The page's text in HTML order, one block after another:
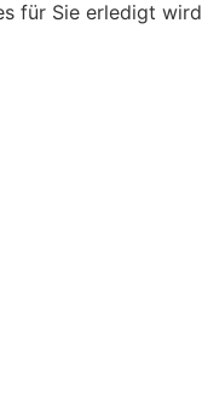
für Sie erledigt wird